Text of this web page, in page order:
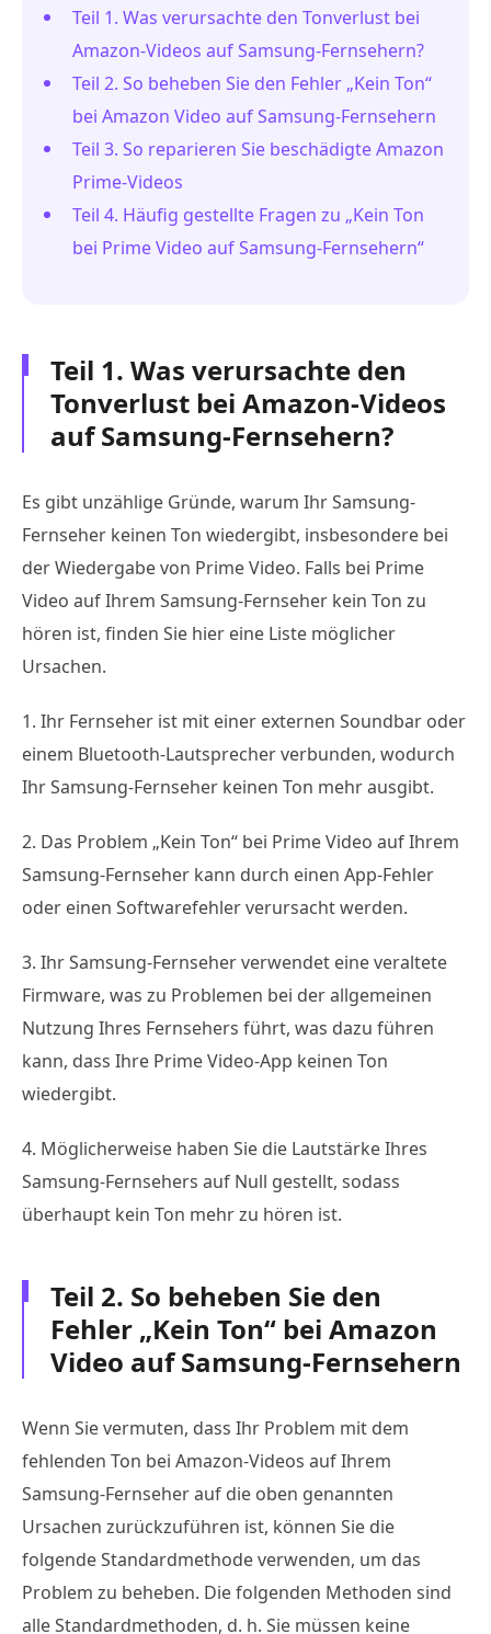
Teil 1. Was verursachte den Tonverlust bei
Amazon-Videos auf Samsung-Fernsehern?
Teil 2. So beheben Sie den Fehler „Kein Ton“
bei Amazon Video auf Samsung-Fernsehern
Teil 3. So reparieren Sie beschädigte Amazon
Prime-Videos
Teil 4. Häufig gestellte Fragen zu „Kein Ton
bei Prime Video auf Samsung-Fernsehern“
Teil 1. Was verursachte den
Tonverlust bei Amazon-Videos
auf Samsung-Fernsehern?
Es gibt unzählige Gründe, warum Ihr Samsung-
Fernseher keinen Ton wiedergibt, insbesondere bei
der Wiedergabe von Prime Video. Falls bei Prime
Video auf Ihrem Samsung-Fernseher kein Ton zu
hören ist, finden Sie hier eine Liste möglicher
Ursachen.
1. Ihr Fernseher ist mit einer externen Soundbar oder
einem Bluetooth-Lautsprecher verbunden, wodurch
Ihr Samsung-Fernseher keinen Ton mehr ausgibt.
2. Das Problem „Kein Ton“ bei Prime Video auf Ihrem
Samsung-Fernseher kann durch einen App-Fehler
oder einen Softwarefehler verursacht werden.
3. Ihr Samsung-Fernseher verwendet eine veraltete
Firmware, was zu Problemen bei der allgemeinen
Nutzung Ihres Fernsehers führt, was dazu führen
kann, dass Ihre Prime Video-App keinen Ton
wiedergibt.
4. Möglicherweise haben Sie die Lautstärke Ihres
Samsung-Fernsehers auf Null gestellt, sodass
überhaupt kein Ton mehr zu hören ist.
Teil 2. So beheben Sie den
Fehler „Kein Ton“ bei Amazon
Video auf Samsung-Fernsehern
Wenn Sie vermuten, dass Ihr Problem mit dem
fehlenden Ton bei Amazon-Videos auf Ihrem
Samsung-Fernseher auf die oben genannten
Ursachen zurückzuführen ist, können Sie die
folgende Standardmethode verwenden, um das
Problem zu beheben. Die folgenden Methoden sind
alle Standardmethoden, d. h. Sie müssen keine